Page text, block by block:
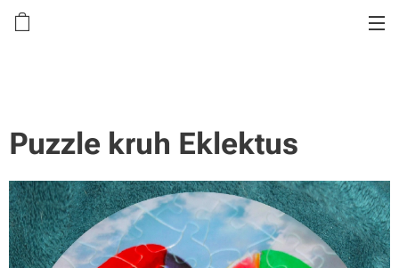
Puzzle kruh Eklektus